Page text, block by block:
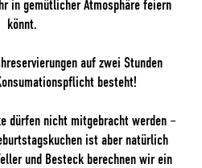
in gemütlicher Atmosphäre feiern
könnt.
auf zwei Stunden
besteht!
dürfen nicht mitgebracht werden –
ist aber natürlich
und Besteck berechnen wir ein